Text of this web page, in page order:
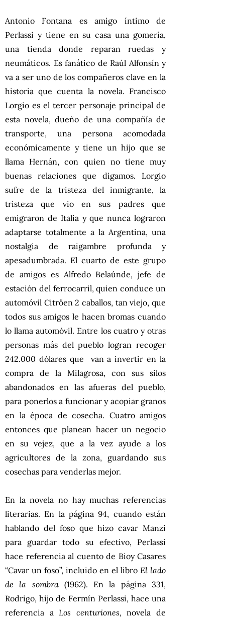
Antonio Fontana es amigo íntimo de
Perlassi y tiene en su casa una gomería,
una tienda donde reparan ruedas y
neumáticos. Es fanático de Raúl Alfonsín y
va a ser uno de los compañeros clave en la
historia que cuenta la novela. Francisco
Lorgio es el tercer personaje principal de
esta novela, dueño de una compañía de
transporte, una persona acomodada
económicamente y tiene un hijo que se
llama Hernán, con quien no tiene muy
buenas relaciones que digamos. Lorgio
sufre de la tristeza del inmigrante, la
tristeza que vio en sus padres que
emigraron de Italia y que nunca lograron
adaptarse totalmente a la Argentina, una
nostalgia de raigambre profunda y
apesadumbrada. El cuarto de este grupo
de amigos es Alfredo Belaúnde, jefe de
estación del ferrocarril, quien conduce un
automóvil Citröen 2 caballos, tan viejo, que
todos sus amigos le hacen bromas cuando
lo llama automóvil. Entre los cuatro y otras
personas más del pueblo logran recoger
242.000 dólares que van a invertir en la
compra de la Milagrosa, con sus silos
abandonados en las afueras del pueblo,
para ponerlos a funcionar y acopiar granos
en la época de cosecha. Cuatro amigos
entonces que planean hacer un negocio
en su vejez, que a la vez ayude a los
agricultores de la zona, guardando sus
cosechas para venderlas mejor.
En la novela no hay muchas referencias
literarias. En la página 94, cuando están
hablando del foso que hizo cavar Manzi
para guardar todo su efectivo, Perlassi
hace referencia al cuento de Bioy Casares
“Cavar un foso”, incluido en el libro El lado
de la sombra(1962). En la página 331,
Rodrigo, hijo de Fermín Perlassi, hace una
referencia a Los centuriones, novela de